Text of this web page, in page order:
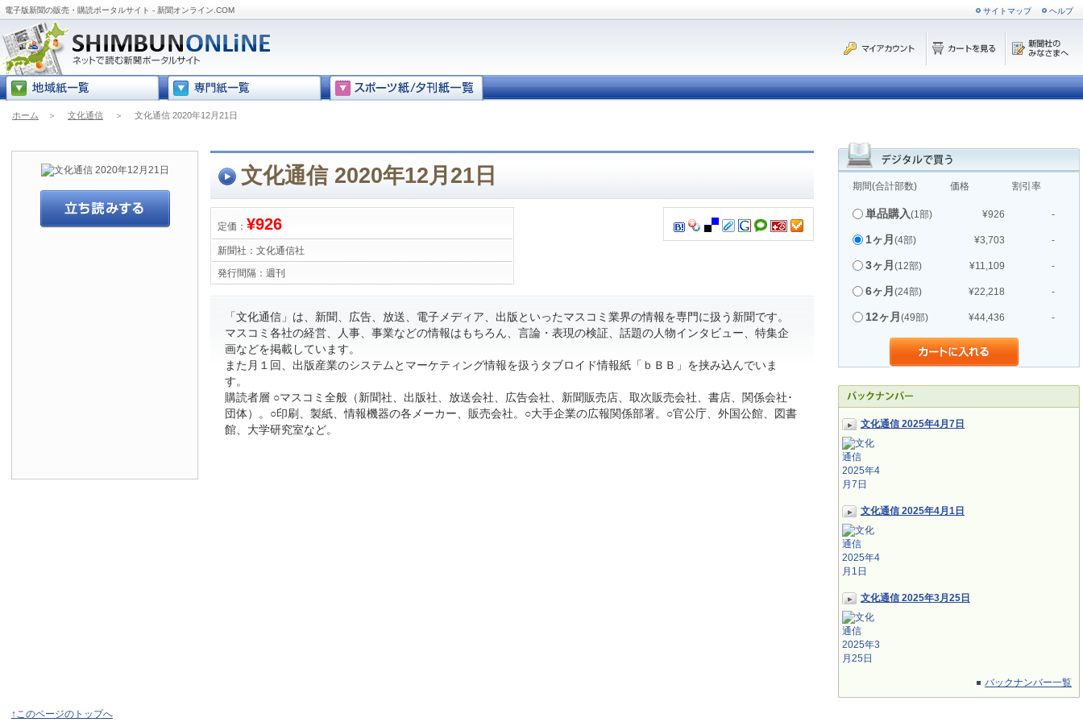
電子版新聞の販売・購読ポータルサイト - 新聞オンライン.COM サイトマップ ヘルプ
ホーム ＞ 文化通信 ＞ 文化通信 2020年12月21日
期間(合計部数) 価格 割引率
単品購入(1部) ¥926 -
1ヶ月 (4部) ¥3,703 -
3ヶ月 (12部) ¥11,109 -
6ヶ月 (24部) ¥22,218 -
12ヶ月 (49部) ¥44,436 -
文化通信 2025年4月7日
文化通信 2025年4月1日
文化通信 2025年3月25日
バックナンバー一覧
文化通信 2020年12月21日
定価： ¥926
新聞社： 文化通信社
発行間隔： 週刊
「文化通信」は、新聞、広告、放送、電子メディア、出版といったマスコミ業界の情報を専門に扱う新聞です。
マスコミ各社の経営、人事、事業などの情報はもちろん、言論・表現の検証、話題の人物インタビュー、特集企
画などを掲載しています。
また月１回、出版産業のシステムとマーケティング情報を扱うタブロイド情報紙「ｂＢＢ」を挟み込んでいま
す。
購読者層 ○マスコミ全般（新聞社、出版社、放送会社、広告会社、新聞販売店、取次販売会社、書店、関係会社･
団体）。○印刷、製紙、情報機器の各メーカー、販売会社。○大手企業の広報関係部署。○官公庁、外国公館、図書
館、大学研究室など。
↑このページのトップへ